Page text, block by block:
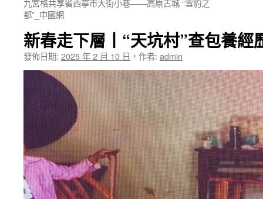
九宮格共享省西寧市大街小巷——高原古城 “雪豹之
都”_中國網
新春走下層丨“天坑村”查包養經
發佈日期: 2025 年 2 月 10 日 ， 作者: admin